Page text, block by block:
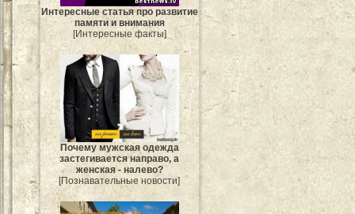
Интересные статья про развитие
памяти и внимания
[Интересные факты]
Почему мужская одежда
застегивается направо, а
женская - налево?
[Познавательные новости]